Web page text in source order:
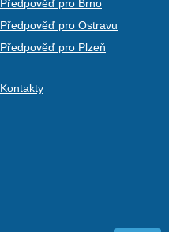
Předpověď pro Brno
Předpověď pro Ostravu
Předpověď pro Plzeň
Kontakty